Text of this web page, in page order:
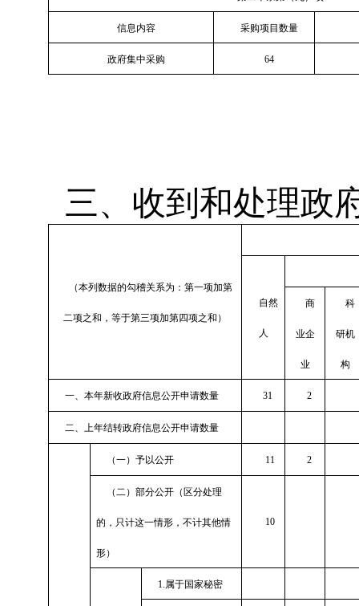
信息内容 采购项目数量
政府集中采购 64
三、收到和处理政
（本列数据的勾稽关系为：第一项加第
二项之和，等于第三项加第四项之和）
自然
人
商
业企
业
科
研机
构
一、本年新收政府信息公开申请数量 31 2
二、上年结转政府信息公开申请数量
（一）予以公开 11 2
（二）部分公开（区分处理
的，只计这一情形，不计其他情
形）
10
1.属于国家秘密